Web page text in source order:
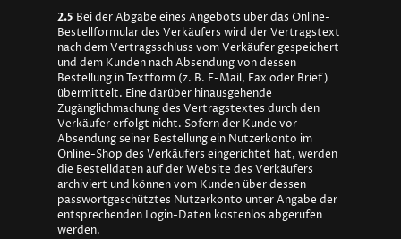
2.5 Bei der Abgabe eines Angebots über das Online-
Bestellformular des Verkäufers wird der Vertragstext
nach dem Vertragsschluss vom Verkäufer gespeichert
und dem Kunden nach Absendung von dessen
Bestellung in Textform (z. B. E-Mail, Fax oder Brief)
übermittelt. Eine darüber hinausgehende
Zugänglichmachung des Vertragstextes durch den
Verkäufer erfolgt nicht. Sofern der Kunde vor
Absendung seiner Bestellung ein Nutzerkonto im
Online-Shop des Verkäufers eingerichtet hat, werden
die Bestelldaten auf der Website des Verkäufers
archiviert und können vom Kunden über dessen
passwortgeschütztes Nutzerkonto unter Angabe der
entsprechenden Login-Daten kostenlos abgerufen
werden.